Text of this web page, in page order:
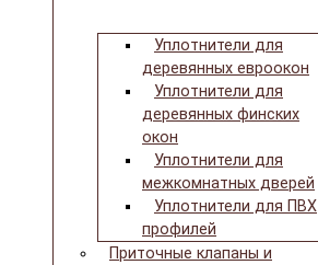
Уплотнители для
деревянных евроокон
Уплотнители для
деревянных финских
окон
Уплотнители для
межкомнатных дверей
Уплотнители для ПВХ
профилей
Приточные клапаны и